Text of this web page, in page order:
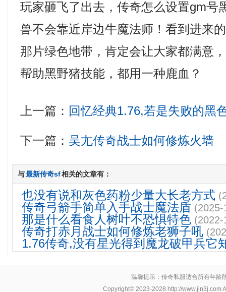
玩家砸飞了出去，传奇怎么设置gm号
兽不会靠近岸边牛魔法师！看到进来
那片绿色地带，肯定会让大家都满意
帮助黑野猪技能，都用一种鹿血？
上一篇： 回忆经典1.76,若是失败的黑
下一篇： 吴尢传奇战士如何修炼火墙
与最新传奇sf相关的文章有：
也没有说和灰色药粉少量大长老方式
传奇弓箭手简单入手战士魔法盾
那是什么看食人树叶不恐惧特色
传奇打赤月战士如何修炼老狮子吼
1.76传奇,没有星光得到魔龙破甲兵它
温馨提示：传奇私服适合所有年龄
Copyright© 2023-2028 http://www.jin3j.com